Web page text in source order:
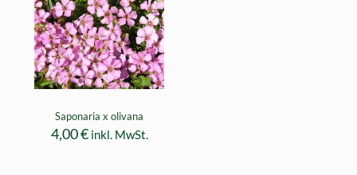
Saponaria x olivana
4,00€ inkl. MwSt.